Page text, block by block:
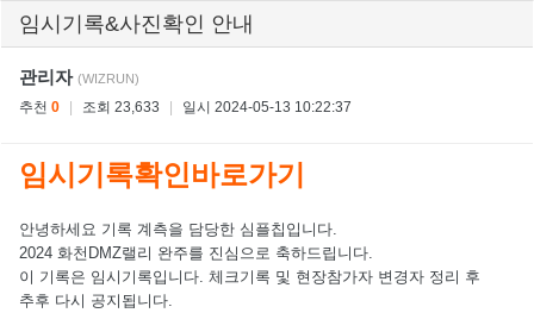
임시기록&사진확인 안내
관리자 (WIZRUN)
추천 0 조회 23,633 일시 2024-05-13 10:22:37
임시기록확인바로가기
안녕하세요 기록 계측을 담당한 심플칩입니다.
2024 화천DMZ랠리 완주를 진심으로 축하드립니다.
이 기록은 임시기록입니다. 체크기록 및 현장참가자 변경자 정리 후
추후 다시 공지됩니다.